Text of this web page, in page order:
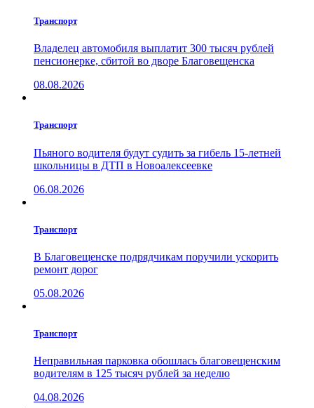
Транспорт
Владелец автомобиля выплатит 300 тысяч рублей
пенсионерке, сбитой во дворе Благовещенска
08.08.2026
Транспорт
Пьяного водителя будут судить за гибель 15-летней
школьницы в ДТП в Новоалексеевке
06.08.2026
Транспорт
В Благовещенске подрядчикам поручили ускорить
ремонт дорог
05.08.2026
Транспорт
Неправильная парковка обошлась благовещенским
водителям в 125 тысяч рублей за неделю
04.08.2026